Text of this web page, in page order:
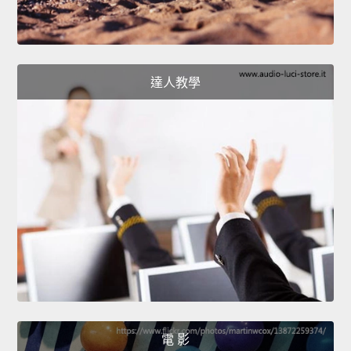
達人教學
電 影